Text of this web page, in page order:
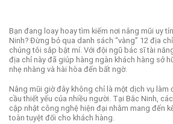
Bạn đang loay hoay tìm kiếm nơi nâng mũi uy
Ninh? Đừng bỏ qua danh sách “vàng” 12 địa
chúng tôi sắp bật mí. Với đội ngũ bác sĩ tài
địa chỉ này đã giúp hàng ngàn khách hàng sở
nhẹ nhàng và hài hòa đến bất ngờ.
Nâng mũi giờ đây không chỉ là một dịch vụ làm
cầu thiết yếu của nhiều người. Tại Bắc Ninh,
cập nhật công nghệ hiện đại nhằm mang đến
toàn tuyệt đối cho khách hàng.